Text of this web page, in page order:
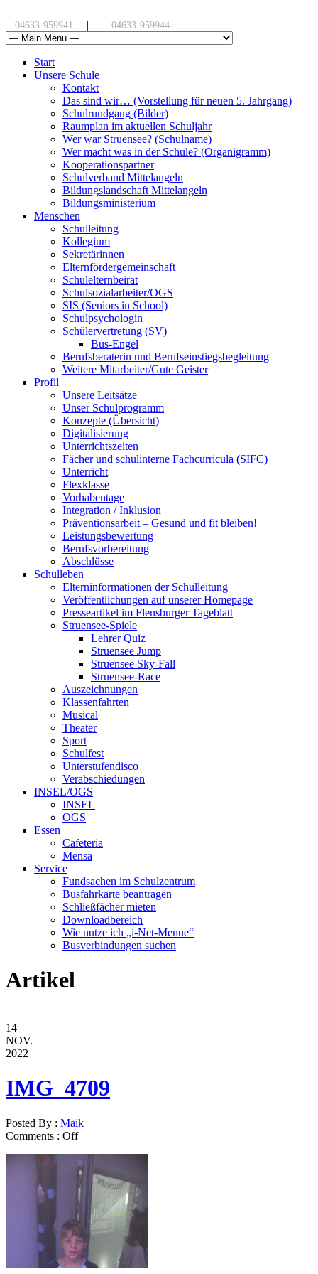
04633-959941 | 04633-959944
Start
Unsere Schule
Kontakt
Das sind wir… (Vorstellung für neuen 5. Jahrgang)
Schulrundgang (Bilder)
Raumplan im aktuellen Schuljahr
Wer war Struensee? (Schulname)
Wer macht was in der Schule? (Organigramm)
Kooperationspartner
Schulverband Mittelangeln
Bildungslandschaft Mittelangeln
Bildungsministerium
Menschen
Schulleitung
Kollegium
Sekretärinnen
Elternfördergemeinschaft
Schulelternbeirat
Schulsozialarbeiter/OGS
SIS (Seniors in School)
Schulpsychologin
Schülervertretung (SV)
Bus-Engel
Berufsberaterin und Berufseinstiegsbegleitung
Weitere Mitarbeiter/Gute Geister
Profil
Unsere Leitsätze
Unser Schulprogramm
Konzepte (Übersicht)
Digitalisierung
Unterrichtszeiten
Fächer und schulinterne Fachcurricula (SIFC)
Unterricht
Flexklasse
Vorhabentage
Integration / Inklusion
Präventionsarbeit – Gesund und fit bleiben!
Leistungsbewertung
Berufsvorbereitung
Abschlüsse
Schulleben
Elterninformationen der Schulleitung
Veröffentlichungen auf unserer Homepage
Presseartikel im Flensburger Tageblatt
Struensee-Spiele
Lehrer Quiz
Struensee Jump
Struensee Sky-Fall
Struensee-Race
Auszeichnungen
Klassenfahrten
Musical
Theater
Sport
Schulfest
Unterstufendisco
Verabschiedungen
INSEL/OGS
INSEL
OGS
Essen
Cafeteria
Mensa
Service
Fundsachen im Schulzentrum
Busfahrkarte beantragen
Schließfächer mieten
Downloadbereich
Wie nutze ich „i-Net-Menue“
Busverbindungen suchen
Artikel
14
NOV.
2022
IMG_4709
Posted By : Maik
Comments : Off